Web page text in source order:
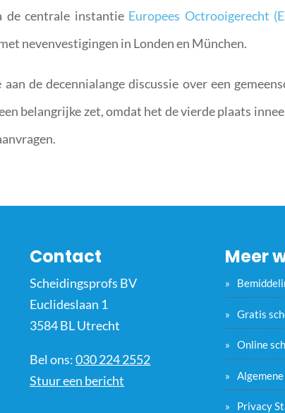
de centrale instantie Europees Octrooigerecht
nevenvestigingen in Londen en München.
de decennialange discussie over een
belangrijke zet, omdat het de vierde plaats
Contact
Scheidingsprofs BV
Euclideslaan 1
3584 BL Utrecht
Bel ons:030 224 2552
Stuur een bericht
Meer
Gratis
Online
Privacy